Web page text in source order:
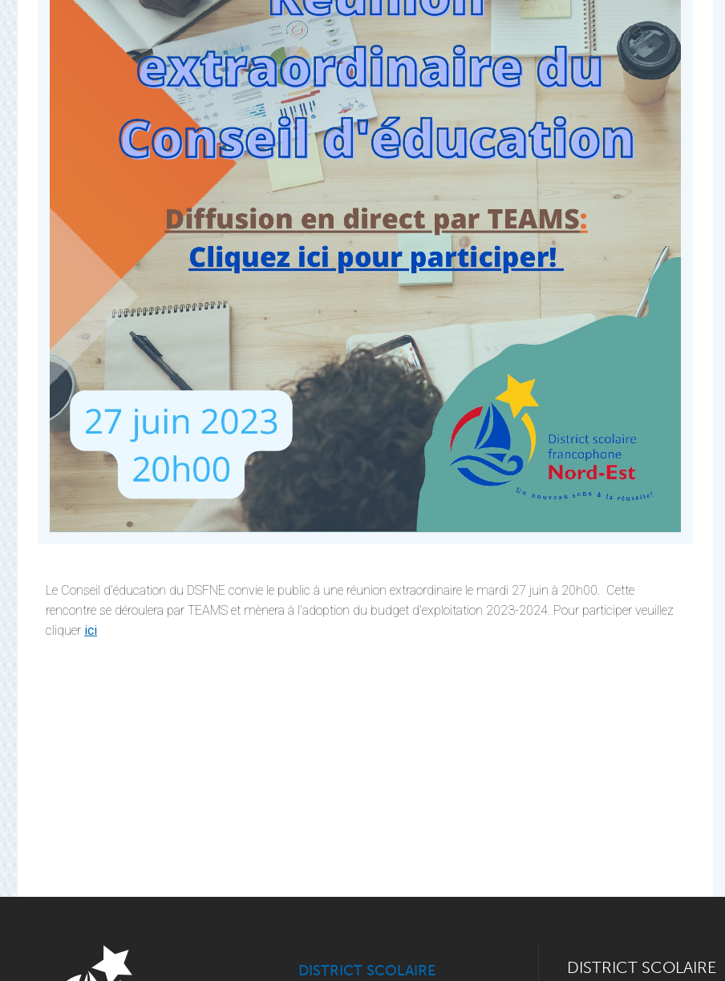
Le Conseil d’éducation du DSFNE convie le public à une réunion extraordinaire le mardi 27 juin à 20h00. Cette
rencontre se déroulera par TEAMS et mènera à l’adoption du budget d’exploitation 2023-2024. Pour participer veuillez
cliquer ici
DISTRICT SCOLAIRE DISTRICT SCOLAIRE